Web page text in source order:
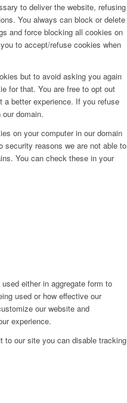
to deliver the website, refusing
You always can block or delete
and force blocking all cookies on
to accept/refuse cookies when
but to avoid asking you again
for that. You are free to opt out
better experience. If you refuse
domain.
on your computer in our domain
security reasons we are not able to
You can check these in your
either in aggregate form to
used or how effective our
our website and
experience.
to our site you can disable tracking